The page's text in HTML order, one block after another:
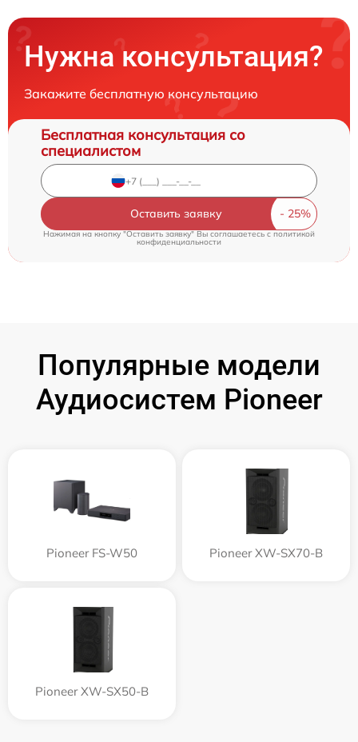
Нужна консультация?
Закажите бесплатную консультацию
Бесплатная консультация со
специалистом
Оставить заявку
Нажимая на кнопку "Оставить заявку" Вы соглашаетесь c политикой
конфиденциальности
Популярные модели
Аудиосистем Pioneer
Pioneer FS-W50 Pioneer XW-SX70-B
Pioneer XW-SX50-B